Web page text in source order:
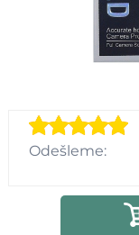
Odešleme: